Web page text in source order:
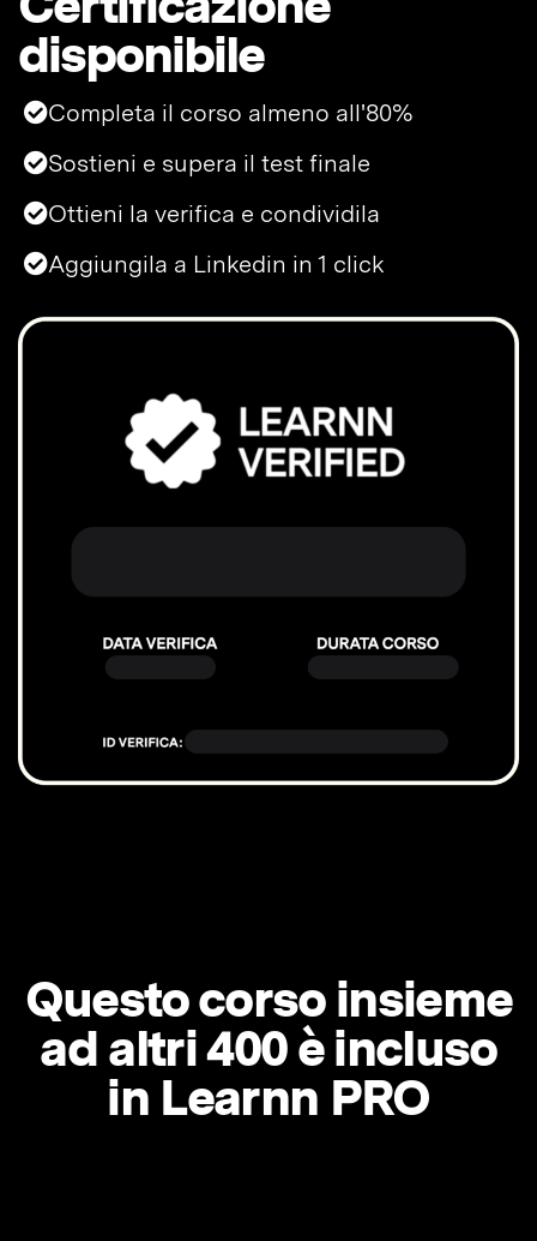
disponibile
Completa il corso almeno all'80%
Sostieni e supera il test finale
Ottieni la verifica e condividila
Aggiungila a Linkedin in 1 click
Questo corso insieme
ad altri 400 è incluso
in Learnn PRO